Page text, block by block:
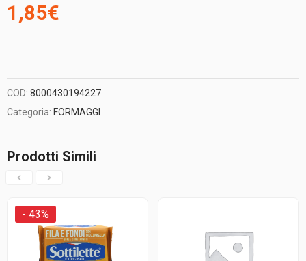
1,85€
COD: 8000430194227
Categoria: FORMAGGI
Prodotti Simili
- 43%